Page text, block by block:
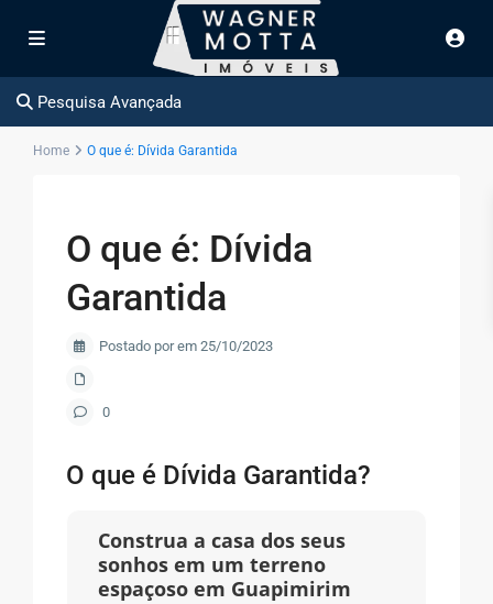
Pesquisa Avançada
Home O que é: Dívida Garantida
O que é: Dívida
Garantida
Postado por em 25/10/2023
0
O que é Dívida Garantida?
Construa a casa dos seus
sonhos em um terreno
espaçoso em Guapimirim